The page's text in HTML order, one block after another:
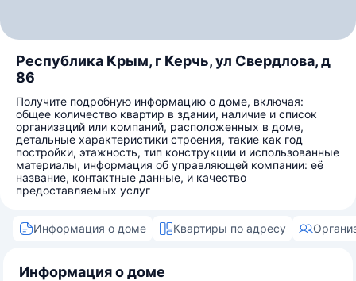
Республика Крым, г Керчь, ул Свердлова, д
86
Получите подробную информацию о доме, включая:
общее количество квартир в здании, наличие и список
организаций или компаний, расположенных в доме,
детальные характеристики строения, такие как год
постройки, этажность, тип конструкции и использованные
материалы, информация об управляющей компании: её
название, контактные данные, и качество
предоставляемых услуг
Информация о доме Квартиры по адресу
Информация о доме